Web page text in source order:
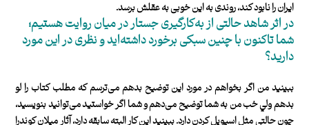
ايران را نابود كند، روندی به اين خوبی به عقلش برسد.
در اثر شاهد حالتی از به‌كارگيری جستار در ميان روايت هستيم؛
شما تاكنون با چنين سبكی برخورد داشته‌ايد و نظری در اين مورد
داريد؟
ببينيد من اگر بخواهم در مورد اين توضيح بدهم می‌ترسم كه مطلب كتاب را لو
بدهم ولي خب من به شما توضيح می‌دهم و شما اگر خواستيد می‌توانيد بنويسيد،
چون حالتي مثل اسپويل كردن دارد. ببينيد اين كار البته سابقه دارد، آثار ميلان كوندرا